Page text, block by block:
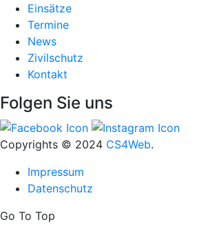
Einsätze
Termine
News
Zivilschutz
Kontakt
Folgen Sie uns
Copyrights © 2024 CS4Web.
Impressum
Datenschutz
Go To Top